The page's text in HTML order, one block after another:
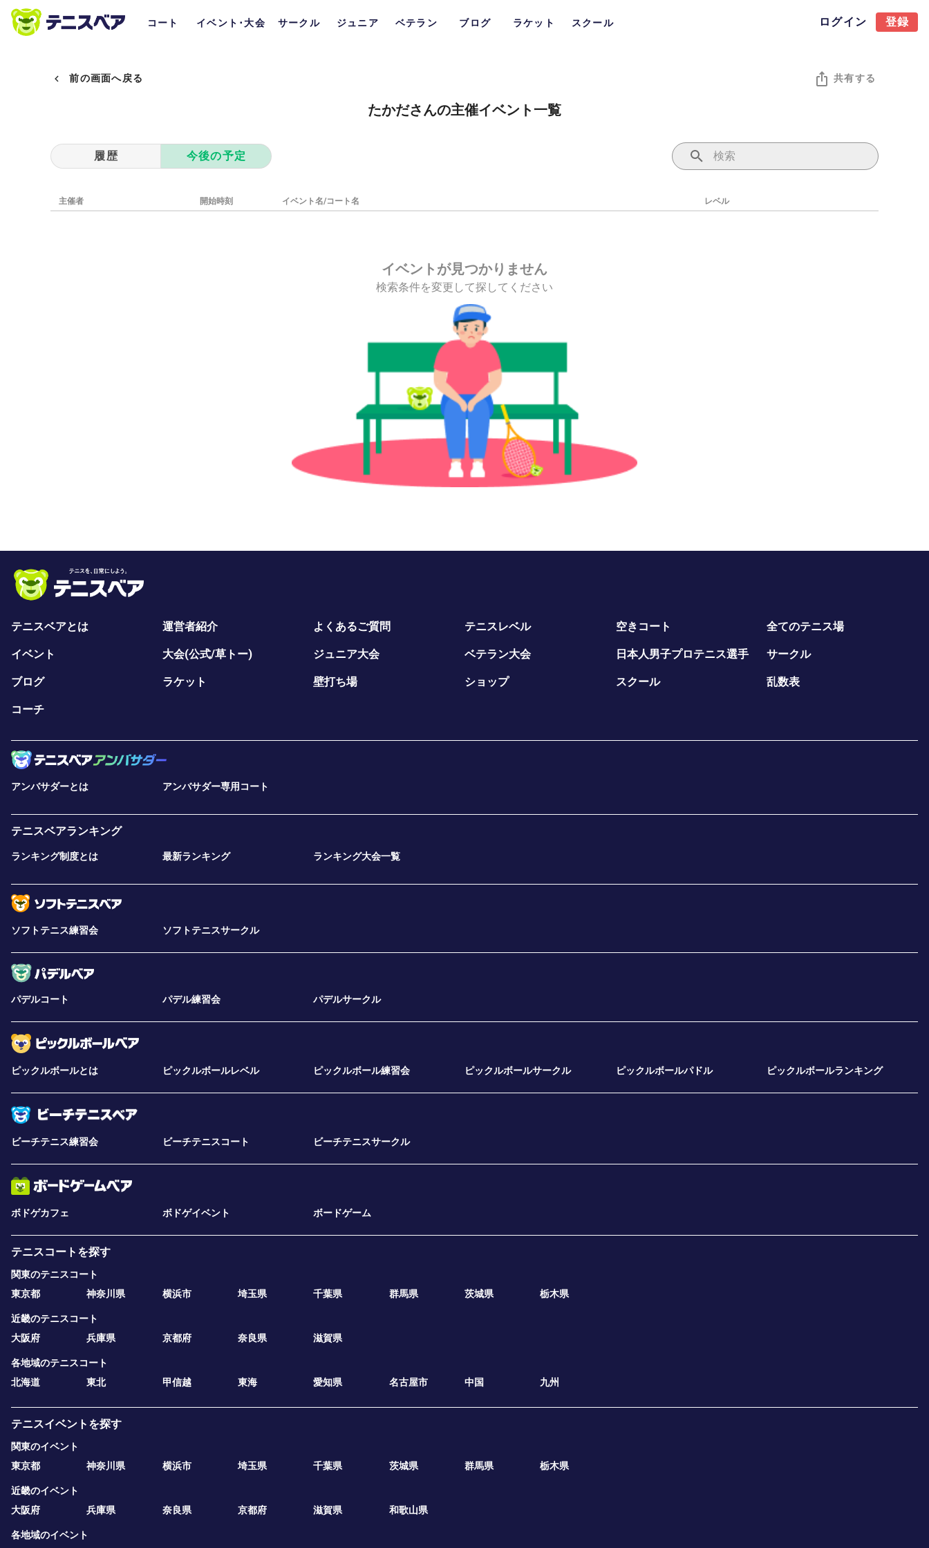
コート イベント･大会 サークル ジュニア ベテラン ブログ ラケット スクール ログイン 登録
前の画面へ戻る 共有する
たかださんの主催イベント一覧
履歴 今後の予定
主催者 開始時刻 イベント名/コート名 レベル
イベントが見つかりません
検索条件を変更して探してください
テニスベアとは 運営者紹介 よくあるご質問 テニスレベル 空きコート 全てのテニス場
イベント 大会(公式/草トー) ジュニア大会 ベテラン大会 日本人男子プロテニス選手 サークル
ブログ ラケット 壁打ち場 ショップ スクール 乱数表
コーチ
アンバサダーとは アンバサダー専用コート
テニスベアランキング
ランキング制度とは 最新ランキング ランキング大会一覧
ソフトテニス練習会 ソフトテニスサークル
パデルコート パデル練習会 パデルサークル
ピックルボールとは ピックルボールレベル ピックルボール練習会 ピックルボールサークル ピックルボールパドル ピックルボールランキング
ビーチテニス練習会 ビーチテニスコート ビーチテニスサークル
ボドゲカフェ ボドゲイベント ボードゲーム
テニスコートを探す
関東のテニスコート
東京都
神奈川県 横浜市 埼玉県 千葉県 群馬県 茨城県 栃木県
近畿のテニスコート
大阪府
兵庫県 京都府 奈良県 滋賀県
各地域のテニスコート
北海道
東北 甲信越 東海 愛知県 名古屋市 中国 九州
テニスイベントを探す
関東のイベント
東京都
神奈川県 横浜市 埼玉県 千葉県 茨城県 群馬県 栃木県
近畿のイベント
大阪府
兵庫県 奈良県 京都府 滋賀県 和歌山県
各地域のイベント